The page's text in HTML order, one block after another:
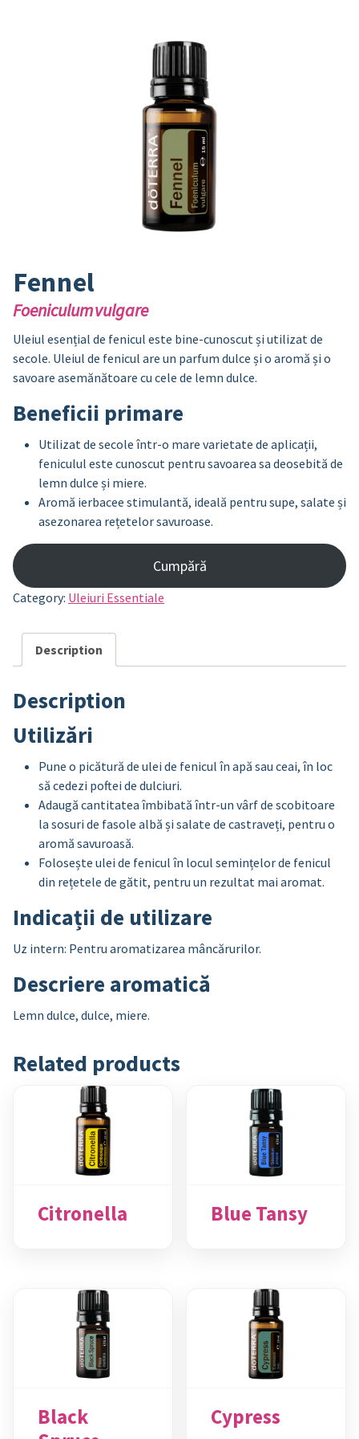
Fennel
Foeniculum vulgare
Uleiul esențial de fenicul este bine-cunoscut și utilizat de
secole. Uleiul de fenicul are un parfum dulce și o aromă și o
savoare asemănătoare cu cele de lemn dulce.
Beneficii primare
Utilizat de secole într-o mare varietate de aplicații,
feniculul este cunoscut pentru savoarea sa deosebită de
lemn dulce și miere.
Aromă ierbacee stimulantă, ideală pentru supe, salate și
asezonarea rețetelor savuroase.
Cumpără
Category: Uleiuri Essentiale
Description
Description
Utilizări
Pune o picătură de ulei de fenicul în apă sau ceai, în loc
să cedezi poftei de dulciuri.
Adaugă cantitatea îmbibată într-un vârf de scobitoare
la sosuri de fasole albă și salate de castraveți, pentru o
aromă savuroasă.
Folosește ulei de fenicul în locul semințelor de fenicul
din rețetele de gătit, pentru un rezultat mai aromat.
Indicații de utilizare
Uz intern: Pentru aromatizarea mâncărurilor.
Descriere aromatică
Lemn dulce, dulce, miere.
Related products
Citronella Blue Tansy
Black
Cypress